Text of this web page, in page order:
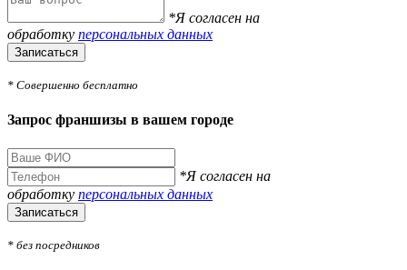
*Я согласен на
обработку персональных данных
Записаться
* Совершенно бесплатно
Запрос франшизы в вашем городе
*Я согласен на
обработку персональных данных
Записаться
* без посредников